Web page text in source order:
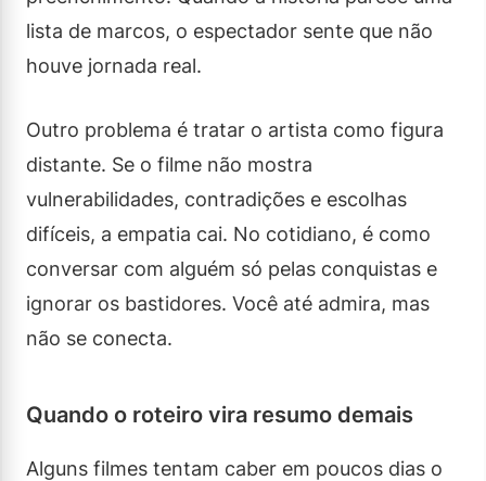
lista de marcos, o espectador sente que não
houve jornada real.
Outro problema é tratar o artista como figura
distante. Se o filme não mostra
vulnerabilidades, contradições e escolhas
difíceis, a empatia cai. No cotidiano, é como
conversar com alguém só pelas conquistas e
ignorar os bastidores. Você até admira, mas
não se conecta.
Quando o roteiro vira resumo demais
Alguns filmes tentam caber em poucos dias o